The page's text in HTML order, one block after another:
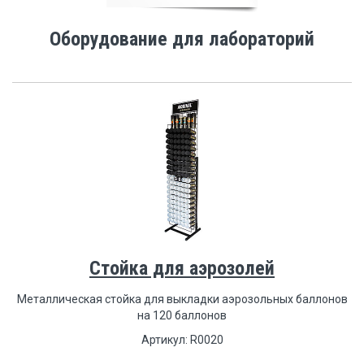
Оборудование для лабораторий
Стойка для аэрозолей
Металлическая стойка для выкладки аэрозольных баллонов
на 120 баллонов
Артикул: R0020